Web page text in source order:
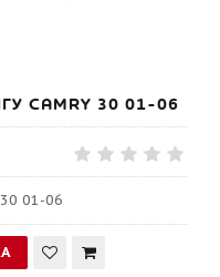
CAMRY 30 01-06
01-06